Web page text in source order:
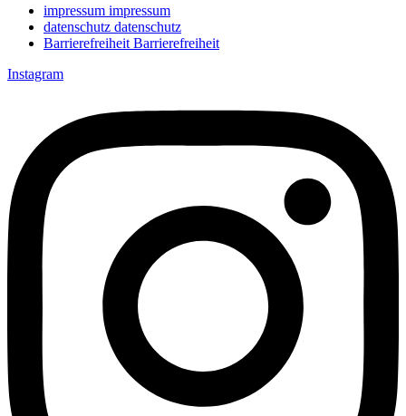
impressum impressum
datenschutz datenschutz
Barrierefreiheit Barrierefreiheit
Instagram